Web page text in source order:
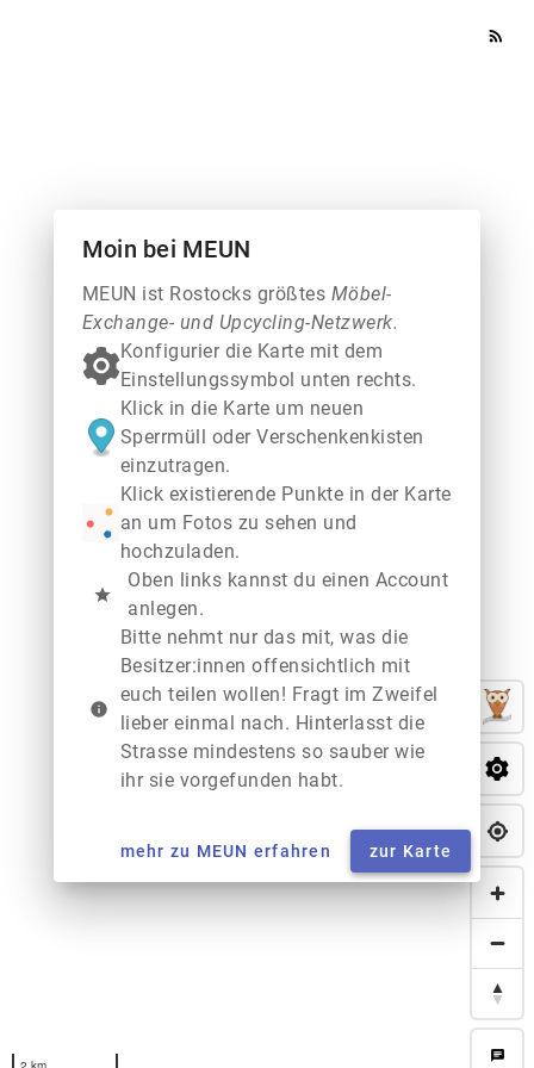
rss_feed
chat
Moin bei MEUN
MEUN ist Rostocks größtes Möbel-
Exchange- und Upcycling-Netzwerk.
Konfigurier die Karte mit dem
Einstellungssymbol unten rechts.
Klick in die Karte um neuen
Sperrmüll oder Verschenkenkisten
einzutragen.
Klick existierende Punkte in der Karte
an um Fotos zu sehen und
hochzuladen.
star
Oben links kannst du einen Account
anlegen.
info
Bitte nehmt nur das mit, was die
Besitzer:innen offensichtlich mit
euch teilen wollen! Fragt im Zweifel
lieber einmal nach. Hinterlasst die
Strasse mindestens so sauber wie
ihr sie vorgefunden habt.
mehr zu MEUN erfahren zur Karte